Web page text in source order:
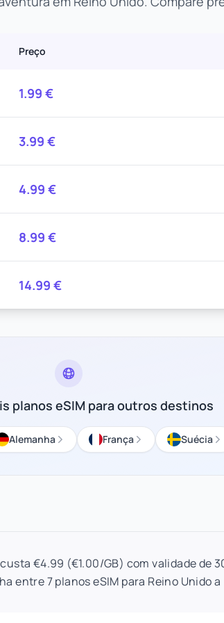
Preço
1.99 €
3.99 €
4.99 €
8.99 €
14.99 €
planos eSIM para outros destinos
Alemanha França Suécia
€4.99 (€1.00/GB) com validade de
entre 7 planos eSIM para Reino Unido